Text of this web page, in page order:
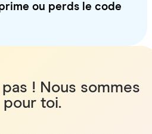
ou perds le code
! Nous sommes
pour toi.